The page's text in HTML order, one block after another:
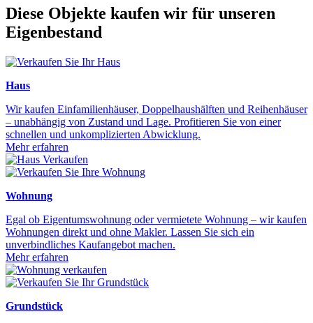
Diese Objekte kaufen wir für unseren
Eigenbestand
Haus
Wir kaufen Einfamilienhäuser, Doppelhaushälften und Reihenhäuser
– unabhängig von Zustand und Lage. Profitieren Sie von einer
schnellen und unkomplizierten Abwicklung.
Mehr erfahren
Wohnung
Egal ob Eigentumswohnung oder vermietete Wohnung – wir kaufen
Wohnungen direkt und ohne Makler. Lassen Sie sich ein
unverbindliches Kaufangebot machen.
Mehr erfahren
Grundstück